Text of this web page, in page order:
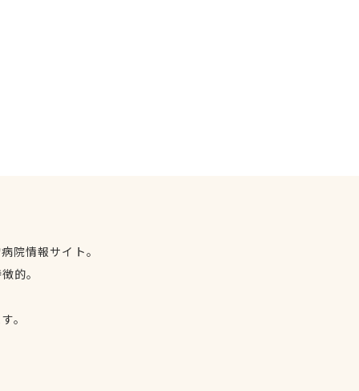
院情報サイト。
的。
。